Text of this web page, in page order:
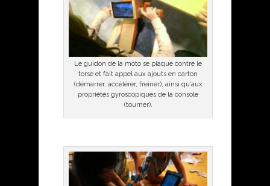
Le guidon de la moto se plaque contre le
torse et fait appel aux ajouts en carton
(démarrer, accélérer, freiner), ainsi qu’aux
propriétés gyroscopiques de la console
(tourner).